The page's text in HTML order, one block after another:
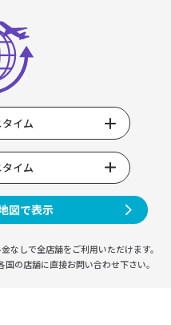
イム
イム
図で表示
なしで全店舗をご利用いただけます。
国の店舗に直接お問い合わせ下さい。